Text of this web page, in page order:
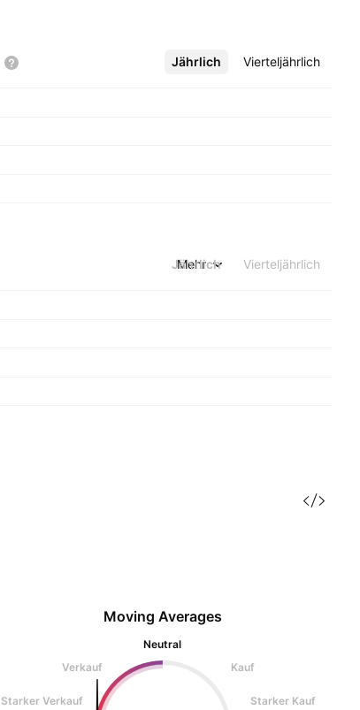
Jährlich Vierteljährlich
Mehr
Jährlich Vierteljährlich
Mehr
Moving Averages
Neutral
Verkauf
Kauf
Starker Verkauf Starker Kauf